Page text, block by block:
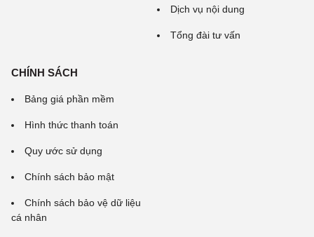
Dịch vụ nội dung
Tổng đài tư vấn
CHÍNH SÁCH
Bảng giá phần mềm
Hình thức thanh toán
Quy ước sử dụng
Chính sách bảo mật
Chính sách bảo vệ dữ liệu
cá nhân